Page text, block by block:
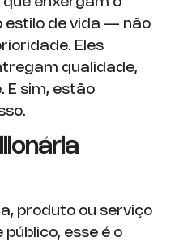
estilo de vida — não
Eles
qualidade,
E sim, estão
produto ou serviço
esse é o